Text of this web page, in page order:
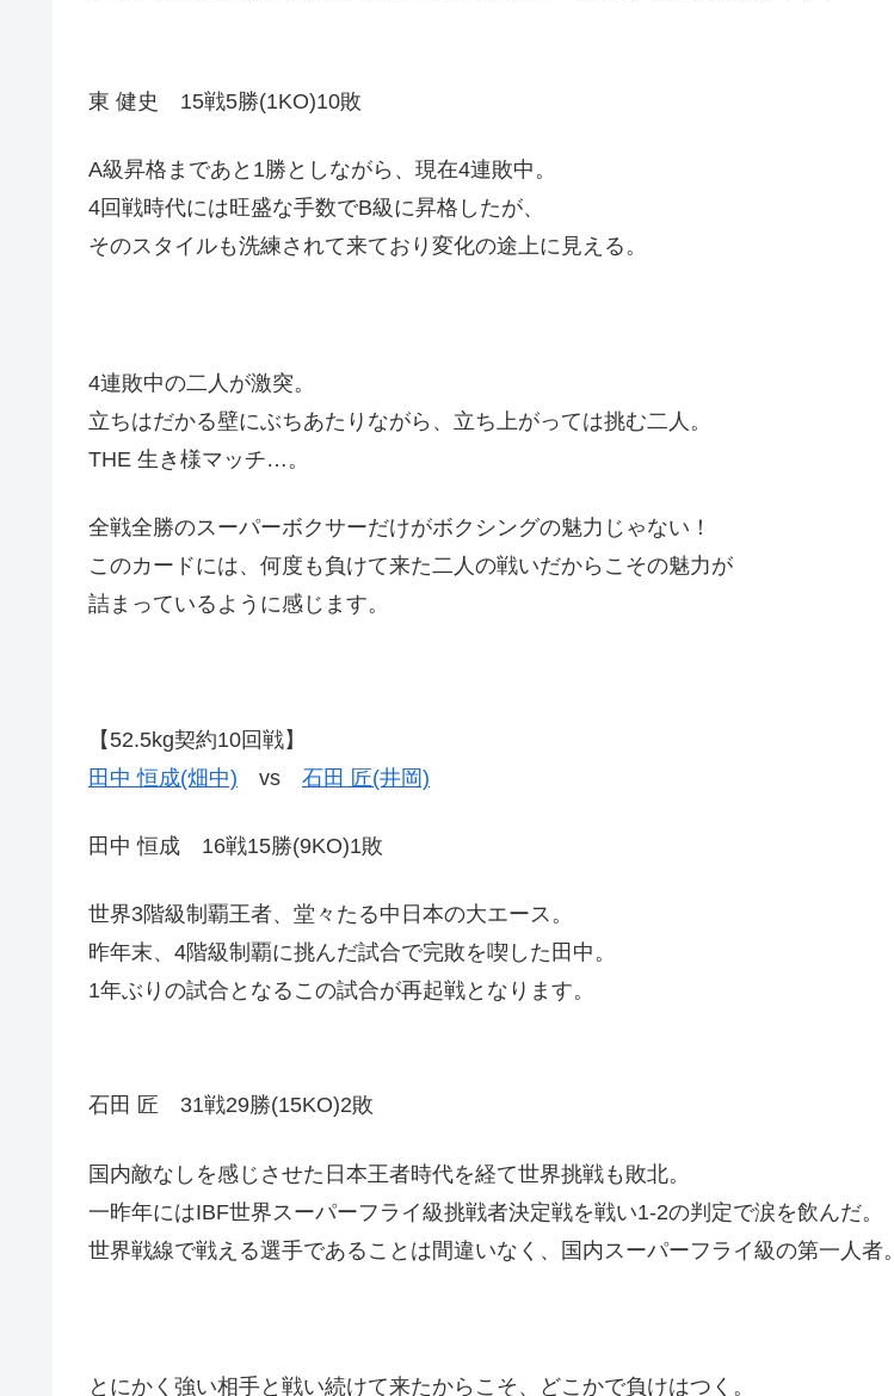
東 健史 15戦5勝(1KO)10敗
A級昇格まであと1勝としながら、現在4連敗中。
4回戦時代には旺盛な手数でB級に昇格したが、
そのスタイルも洗練されて来ており変化の途上に見える。
4連敗中の二人が激突。
立ちはだかる壁にぶちあたりながら、立ち上がっては挑む二人。
THE 生き様マッチ…。
全戦全勝のスーパーボクサーだけがボクシングの魅力じゃない！
このカードには、何度も負けて来た二人の戦いだからこその魅力が
詰まっているように感じます。
【52.5kg契約10回戦】
田中 恒成(畑中) vs 石田 匠(井岡)
田中 恒成 16戦15勝(9KO)1敗
世界3階級制覇王者、堂々たる中日本の大エース。
昨年末、4階級制覇に挑んだ試合で完敗を喫した田中。
1年ぶりの試合となるこの試合が再起戦となります。
石田 匠 31戦29勝(15KO)2敗
国内敵なしを感じさせた日本王者時代を経て世界挑戦も敗北。
一昨年にはIBF世界スーパーフライ級挑戦者決定戦を戦い1-2の判定で涙を飲んだ。
世界戦線で戦える選手であることは間違いなく、国内スーパーフライ級の第一人者。
とにかく強い相手と戦い続けて来たからこそ、どこかで負けはつく。